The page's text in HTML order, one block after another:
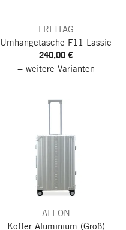
FREITAG
Umhängetasche F11 Lassie
240,00 €
+ weitere Varianten
ALEON
Koffer Aluminium (Groß)